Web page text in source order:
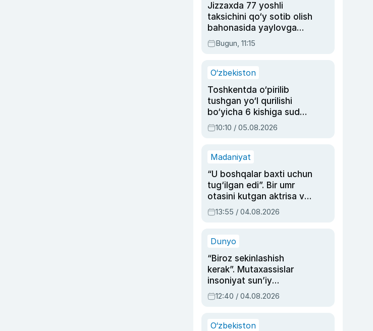
Jizzaxda 77 yoshli
taksichini qo‘y sotib olish
bahonasida yaylovga
olib borib o‘ldirgan yigit
20 yilga qamaldi
Bugun, 11:15
O‘zbekiston
Toshkentda o‘pirilib
tushgan yo‘l qurilishi
bo‘yicha 6 kishiga sud
hukmi o‘qildi
10:10 / 05.08.2026
Madaniyat
“U boshqalar baxti uchun
tug‘ilgan edi”. Bir umr
otasini kutgan aktrisa va
dublyaj ustasi Rimma
Ahmedovaning
13:55 / 04.08.2026
Dunyo
“Biroz sekinlashish
kerak”. Mutaxassislar
insoniyat sun’iy
intellektni boshqara
olmay qolishidan xavotir
12:40 / 04.08.2026
O‘zbekiston